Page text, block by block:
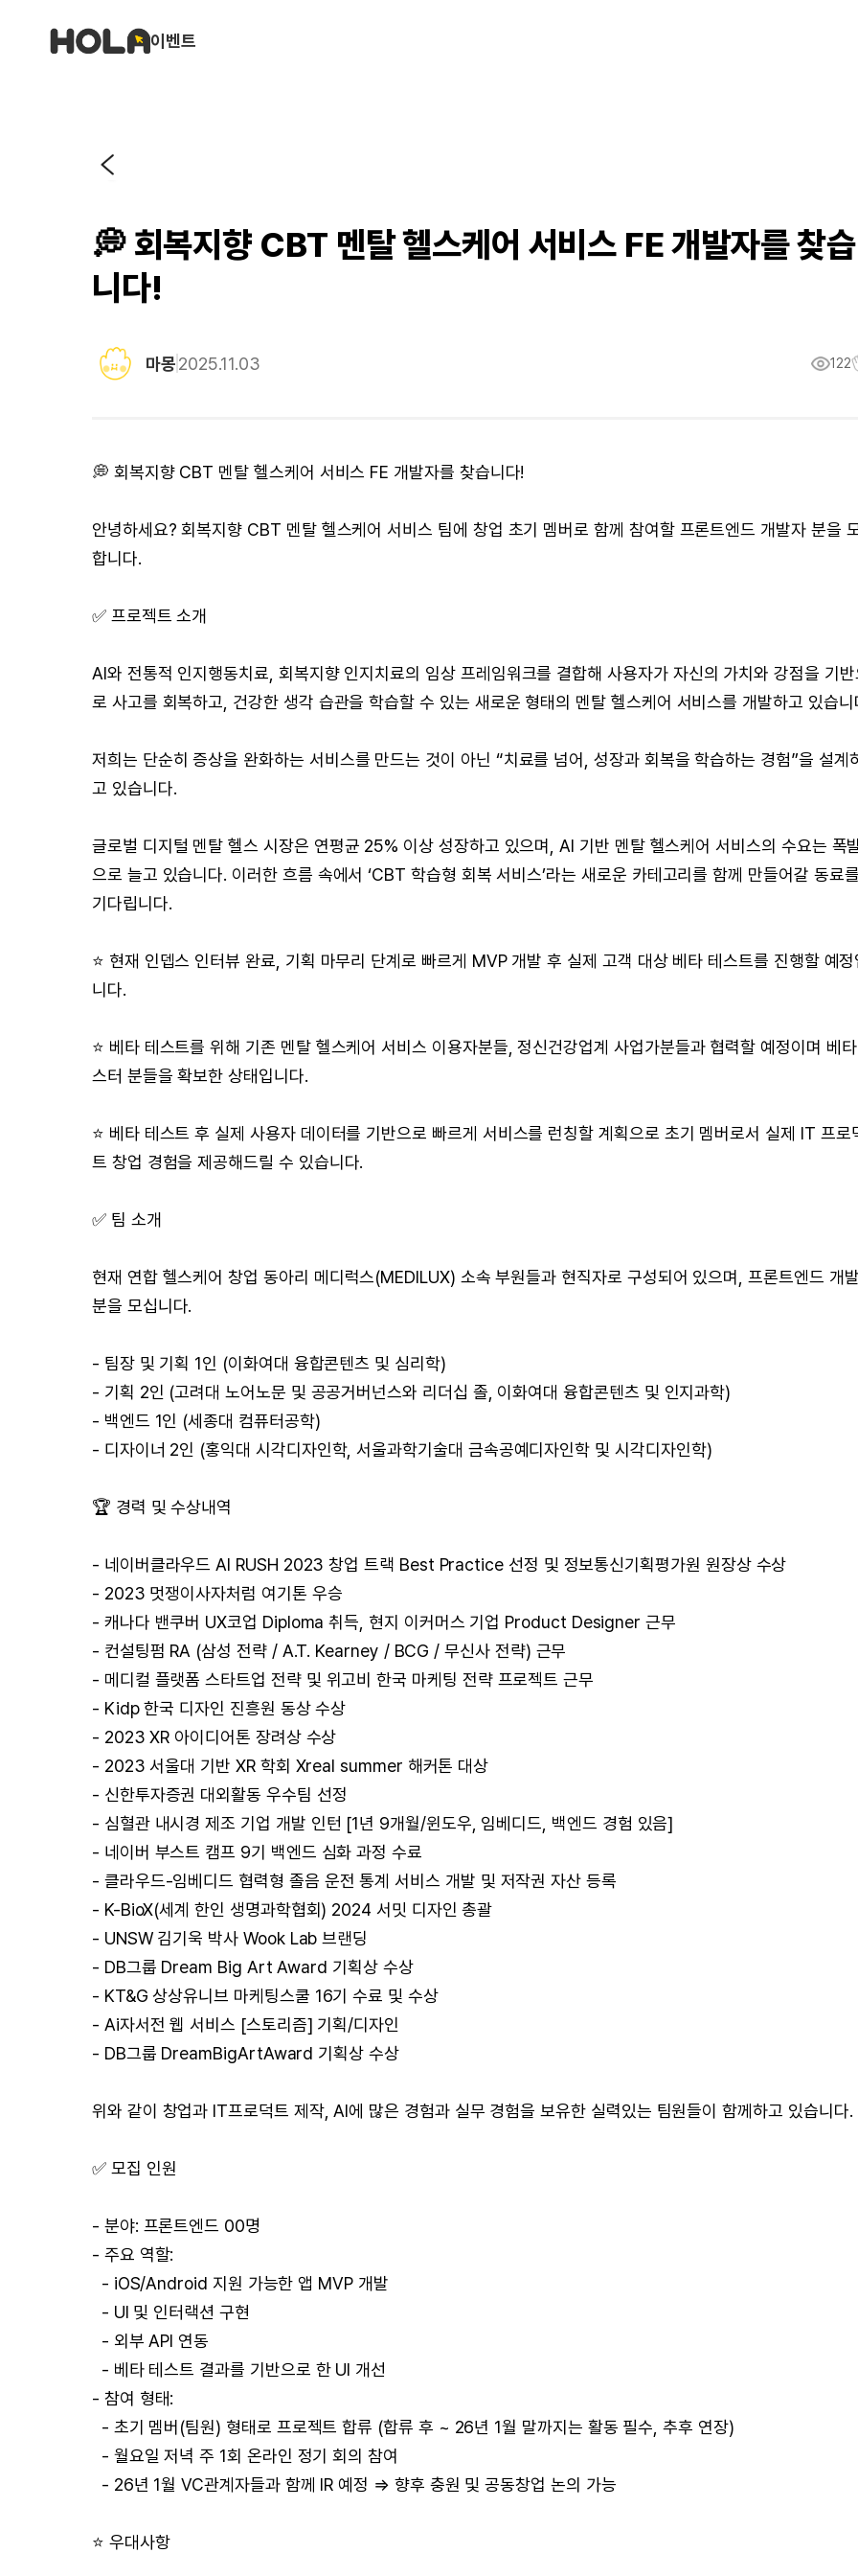
이벤트
💭 회복지향 CBT 멘탈 헬스케어 서비스 FE 개발자를 찾습
니다!
마몽2025.11.03 122
💭 회복지향 CBT 멘탈 헬스케어 서비스 FE 개발자를 찾습니다!
안녕하세요? 회복지향 CBT 멘탈 헬스케어 서비스 팀에 창업 초기 멤버로 함께 참여할 프론트엔드 개발자 분을
합니다.
✅ 프로젝트 소개
AI와 전통적 인지행동치료, 회복지향 인지치료의 임상 프레임워크를 결합해 사용자가 자신의 가치와 강점을 기반
로 사고를 회복하고, 건강한 생각 습관을 학습할 수 있는 새로운 형태의 멘탈 헬스케어 서비스를 개발하고 있습니
저희는 단순히 증상을 완화하는 서비스를 만드는 것이 아닌 “치료를 넘어, 성장과 회복을 학습하는 경험”을 설계
고 있습니다.
글로벌 디지털 멘탈 헬스 시장은 연평균 25% 이상 성장하고 있으며, AI 기반 멘탈 헬스케어 서비스의 수요는 폭
으로 늘고 있습니다. 이러한 흐름 속에서 ‘CBT 학습형 회복 서비스’라는 새로운 카테고리를 함께 만들어갈 동료를
기다립니다.
⭐️ 현재 인뎁스 인터뷰 완료, 기획 마무리 단계로 빠르게 MVP 개발 후 실제 고객 대상 베타 테스트를 진행할 예정
니다.
⭐️ 베타 테스트를 위해 기존 멘탈 헬스케어 서비스 이용자분들, 정신건강업계 사업가분들과 협력할 예정이며 베타
스터 분들을 확보한 상태입니다.
⭐️ 베타 테스트 후 실제 사용자 데이터를 기반으로 빠르게 서비스를 런칭할 계획으로 초기 멤버로서 실제 IT 프로
트 창업 경험을 제공해드릴 수 있습니다.
✅ 팀 소개
현재 연합 헬스케어 창업 동아리 메디럭스(MEDILUX) 소속 부원들과 현직자로 구성되어 있으며, 프론트엔드 개
분을 모십니다.
- 팀장 및 기획 1인 (이화여대 융합콘텐츠 및 심리학)
- 기획 2인 (고려대 노어노문 및 공공거버넌스와 리더십 졸, 이화여대 융합콘텐츠 및 인지과학)
- 백엔드 1인 (세종대 컴퓨터공학)
- 디자이너 2인 (홍익대 시각디자인학, 서울과학기술대 금속공예디자인학 및 시각디자인학)
🏆 경력 및 수상내역
- 네이버클라우드 AI RUSH 2023 창업 트랙 Best Practice 선정 및 정보통신기획평가원 원장상 수상
- 2023 멋쟁이사자처럼 여기톤 우승
- 캐나다 밴쿠버 UX코업 Diploma 취득, 현지 이커머스 기업 Product Designer 근무
- 컨설팅펌 RA (삼성 전략 / A.T. Kearney / BCG / 무신사 전략) 근무
- 메디컬 플랫폼 스타트업 전략 및 위고비 한국 마케팅 전략 프로젝트 근무
- Kidp 한국 디자인 진흥원 동상 수상
- 2023 XR 아이디어톤 장려상 수상
- 2023 서울대 기반 XR 학회 Xreal summer 해커톤 대상
- 신한투자증권 대외활동 우수팀 선정
- 심혈관 내시경 제조 기업 개발 인턴 [1년 9개월/윈도우, 임베디드, 백엔드 경험 있음]
- 네이버 부스트 캠프 9기 백엔드 심화 과정 수료
- 클라우드-임베디드 협력형 졸음 운전 통계 서비스 개발 및 저작권 자산 등록
- K-BioX(세계 한인 생명과학협회) 2024 서밋 디자인 총괄
- UNSW 김기욱 박사 Wook Lab 브랜딩
- DB그룹 Dream Big Art Award 기획상 수상
- KT&G 상상유니브 마케팅스쿨 16기 수료 및 수상
- Ai자서전 웹 서비스 [스토리즘] 기획/디자인
- DB그룹 DreamBigArtAward 기획상 수상
위와 같이 창업과 IT프로덕트 제작, AI에 많은 경험과 실무 경험을 보유한 실력있는 팀원들이 함께하고 있습니다.
✅ 모집 인원
- 분야: 프론트엔드 00명
- 주요 역할:
- iOS/Android 지원 가능한 앱 MVP 개발
- UI 및 인터랙션 구현
- 외부 API 연동
- 베타 테스트 결과를 기반으로 한 UI 개선
- 참여 형태:
- 초기 멤버(팀원) 형태로 프로젝트 합류 (합류 후 ~ 26년 1월 말까지는 활동 필수, 추후 연장)
- 월요일 저녁 주 1회 온라인 정기 회의 참여
- 26년 1월 VC관계자들과 함께 IR 예정 ⇒ 향후 충원 및 공동창업 논의 가능
⭐️ 우대사항